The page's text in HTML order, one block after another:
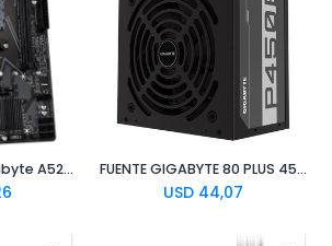
Motherboard Gigabyte A520M S2H | DDR4 | Socket AM4 | MicroATX FUENTE GIGABYTE 80 PLUS 450W BRONZE
USD 44,07